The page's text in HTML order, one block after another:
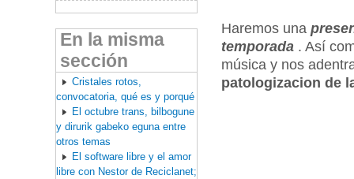
En la misma
sección
Cristales rotos,
convocatoria, qué es y porqué
El octubre trans, bilbogune
y dirurik gabeko eguna entre
otros temas
El software libre y el amor
libre con Nestor de Reciclanet;
Haremos una
temporada . Así
música y nos
patologizacion de